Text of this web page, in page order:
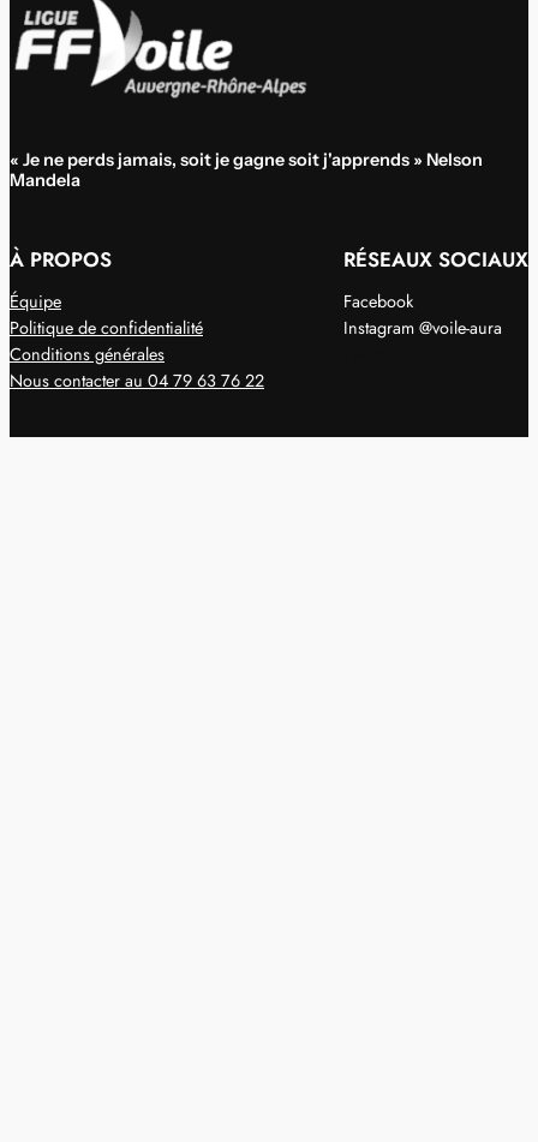
« Je ne perds jamais, soit je gagne soit j'apprends » Nelson
Mandela
À PROPOS
Équipe
Politique de confidentialité
Conditions générales
Nous contacter au 04 79 63 76 22
RÉSEAUX SOCIAUX
Facebook
Instagram @voile-aura